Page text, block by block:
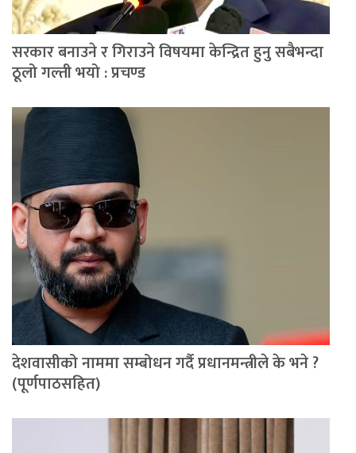
सरकार बनाउने र गिराउने विषयमा केन्द्रित हुनु सबैभन्दा
ठूलो गल्ती भयो : प्रचण्ड
देशवासीको नाममा सम्बोधन गर्दै प्रधानमन्त्रीले के भने ?
(पूर्णपाठसहित)